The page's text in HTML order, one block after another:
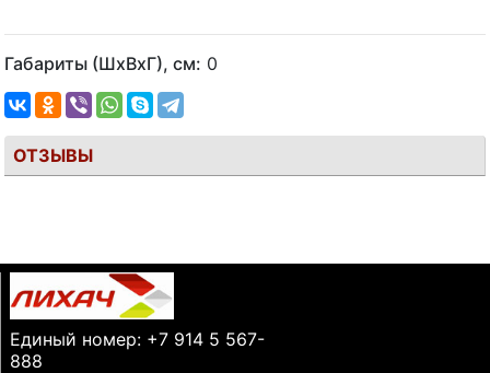
Габариты (ШхВхГ), см: 0
ОТЗЫВЫ
Единый номер: +7 914 5 567-
888